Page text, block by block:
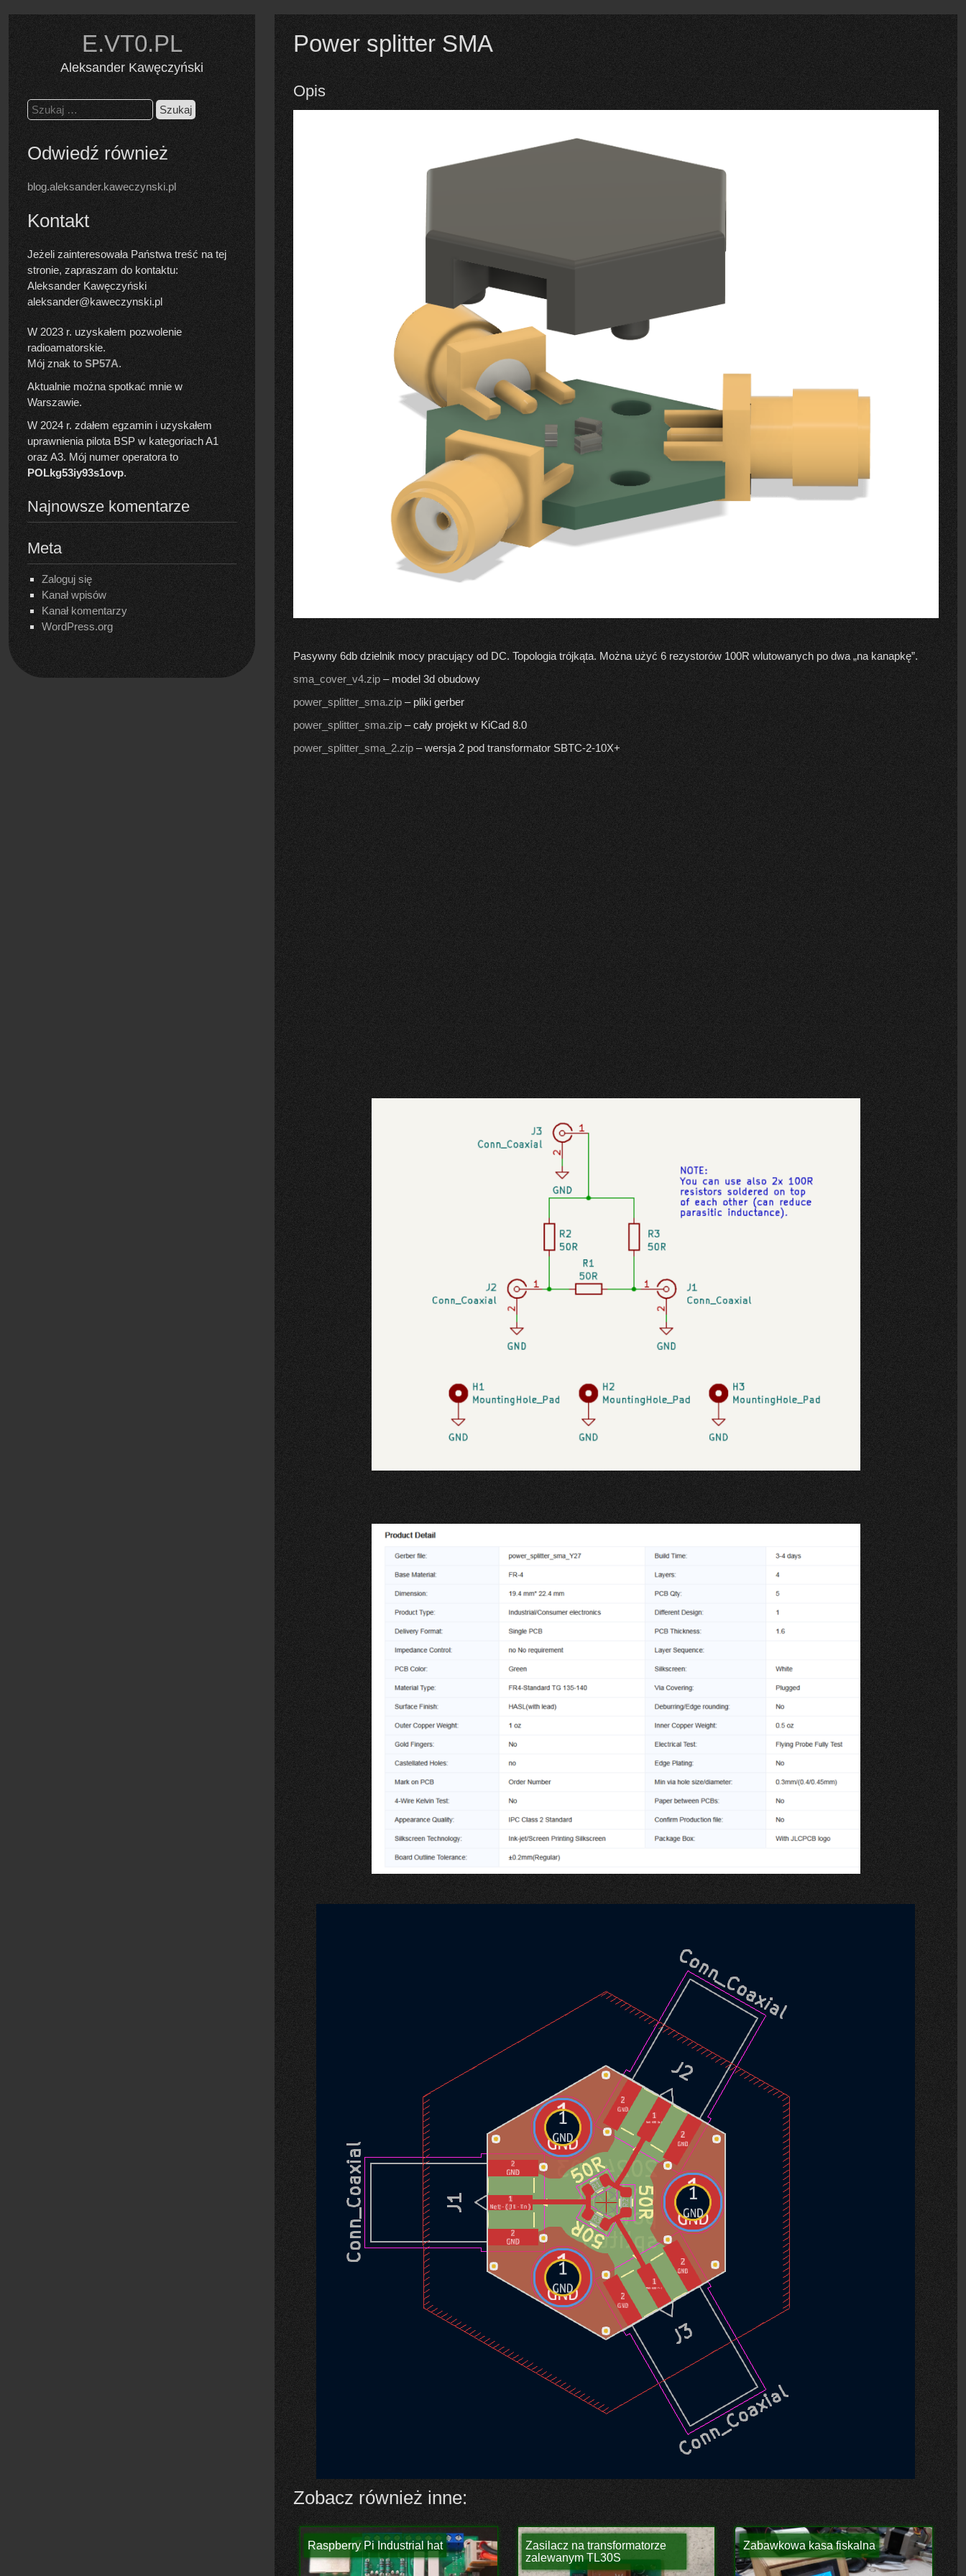
E.VT0.PL
Aleksander Kawęczyński
Szukaj:
Odwiedź również
blog.aleksander.kaweczynski.pl
Kontakt
Jeżeli zainteresowała Państwa treść na tej
stronie, zapraszam do kontaktu:
Aleksander Kawęczyński
aleksander@kaweczynski.pl
W 2023 r. uzyskałem pozwolenie
radioamatorskie.
Mój znak toSP57A.
Aktualnie można spotkać mnie w
Warszawie.
W 2024 r. zdałem egzamin i uzyskałem
uprawnienia pilota BSP w kategoriach A1
oraz A3. Mój numer operatora to
POLkg53iy93s1ovp.
Najnowsze komentarze
Meta
Zaloguj się
Kanał wpisów
Kanał komentarzy
WordPress.org
Power splitter SMA
Opis
Pasywny 6db dzielnik mocy pracujący od DC. Topologia trójkąta. Można użyć 6 rezystorów 100R wlutowanych po dwa „na kanapkę”.
sma_cover_v4.zip – model 3d obudowy
power_splitter_sma.zip– pliki gerber
power_splitter_sma.zip– cały projekt w KiCad 8.0
power_splitter_sma_2.zip – wersja 2 pod transformator SBTC-2-10X+
Zobacz również inne:
Raspberry Pi Industrial hat
Zasilacz na transformatorze
zalewanym TL30S
Zabawkowa kasa fiskalna